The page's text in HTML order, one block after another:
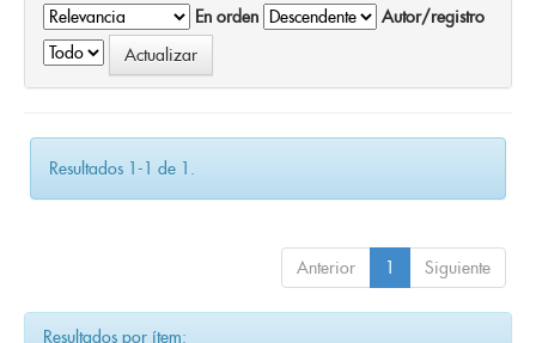
En orden
Autor/registro
Resultados 1-1 de 1.
Anterior 1 Siguiente
Resultados por ítem: